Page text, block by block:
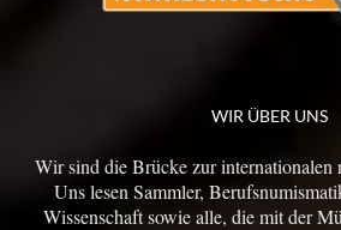
WIR ÜBER UNS
Wir sind die Brücke zur internationalen
Uns lesen Sammler,
Wissenschaft sowie alle, die mit der